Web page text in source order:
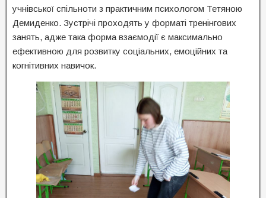
учнівської спільноти з практичним психологом Тетяною
Демиденко. Зустрічі проходять у форматі тренінгових
занять, адже така форма взаємодії є максимально
ефективною для розвитку соціальних, емоційних та
когнітивних навичок.